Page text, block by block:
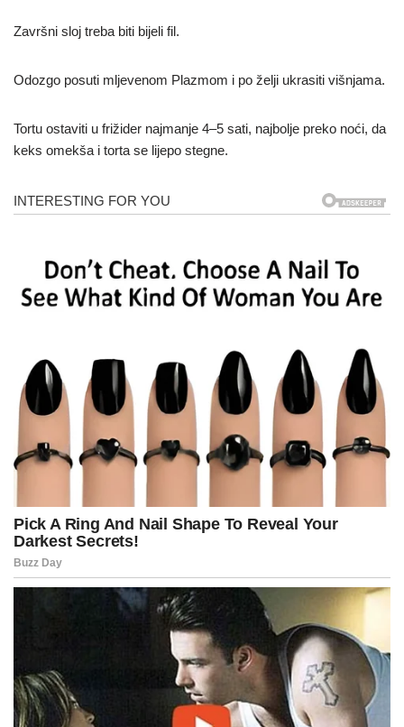
Završni sloj treba biti bijeli fil.
Odozgo posuti mljevenom Plazmom i po želji ukrasiti višnjama.
Tortu ostaviti u frižider najmanje 4–5 sati, najbolje preko noći, da
keks omekša i torta se lijepo stegne.